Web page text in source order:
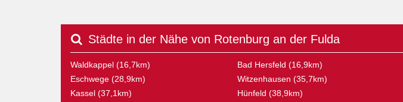
Städte in der Nähe von Rotenburg an der Fulda
Waldkappel (16,7km) Bad Hersfeld (16,9km)
Eschwege (28,9km)
Witzenhausen (35,7km)
Kassel (37,1km)
Hünfeld (38,9km)